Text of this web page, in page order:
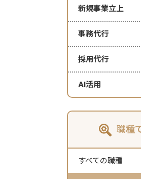
新規事業立上
事務代行
採用代行
AI活用
職種
すべての職種